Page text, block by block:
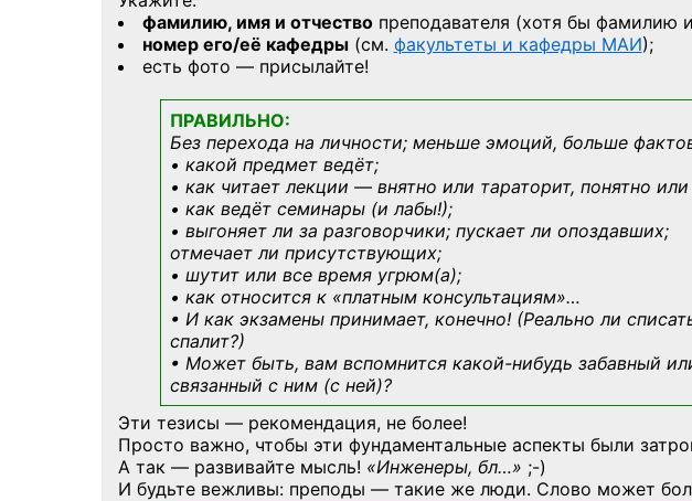
фамилию, имя и отчествопреподавателя (хотя бы фамилию
номер его/её кафедры(см. факультеты и кафедры МАИ);
есть фото — присылайте!
ПРАВИЛЬНО:
Без перехода на личности; меньше эмоций, больше
• какой предмет ведёт;
• как читает лекции — внятно или тараторит, понятно
• как ведёт семинары (и лабы!);
• выгоняет ли за разговорчики; пускает ли опоздавших;
отмечает ли присутствующих;
• шутит или все время угрюм(а);
• как относится к «платным консультациям»…
• И как экзамены принимает, конечно! (Реально ли
спалит?)
• Может быть, вам вспомнится какой-нибудь забавный
связанный с ним (с ней)?
Эти тезисы — рекомендация, не более!
Просто важно, чтобы эти фундаментальные аспекты были
А так — развивайте мысль! «Инженеры, бл…» ;-)
И будьте вежливы: преподы — такие же люди. Слово может